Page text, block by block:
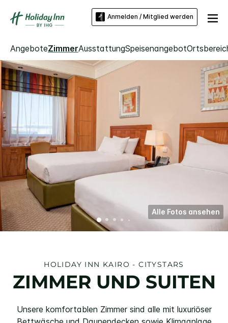
Anmelden / Mitglied werden
AngeboteZimmerAusstattungSpeisenangebot
Alle Fotos ansehen
HOLIDAY INN KAIRO - CITYSTARS
ZIMMER UND SUITEN
Unsere komfortablen Zimmer sind alle mit luxuriöser